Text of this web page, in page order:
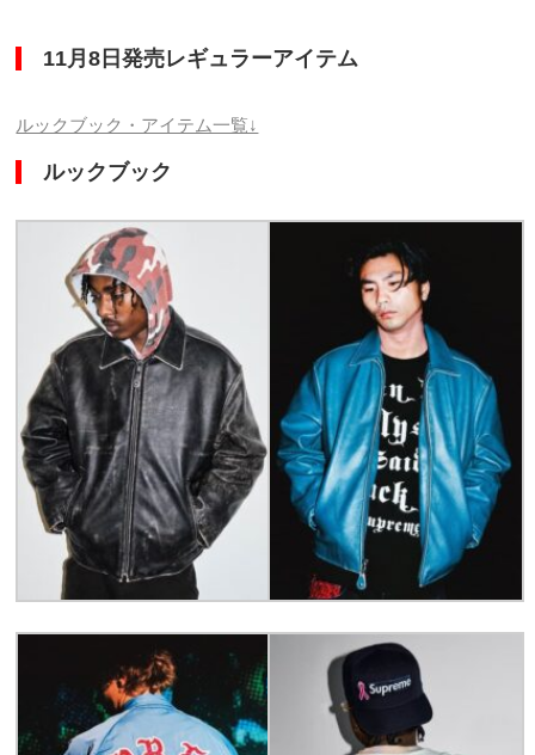
11月8日発売レギュラーアイテム
ルックブック・アイテム一覧↓
ルックブック